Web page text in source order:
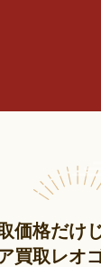
価格だけ
買取レオ